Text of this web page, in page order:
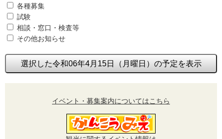
各種募集
試験
相談・窓口・検査等
その他お知らせ
選択した令和06年4月15日（月曜日）の予定を表示
イベント・募集案内についてはこちら